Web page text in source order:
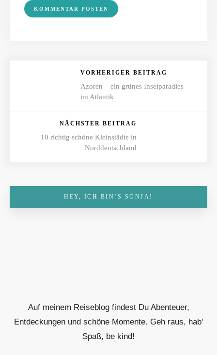
VORHERIGER BEITRAG
Azoren – ein grünes Inselparadies
im Atlantik
NÄCHSTER BEITRAG
10 richtig schöne Kleinstädte in
Norddeutschland
HEY, ICH BIN’S SONJA!
Auf meinem Reiseblog findest Du Abenteuer,
Entdeckungen und schöne Momente. Geh raus, hab'
Spaß, be kind!